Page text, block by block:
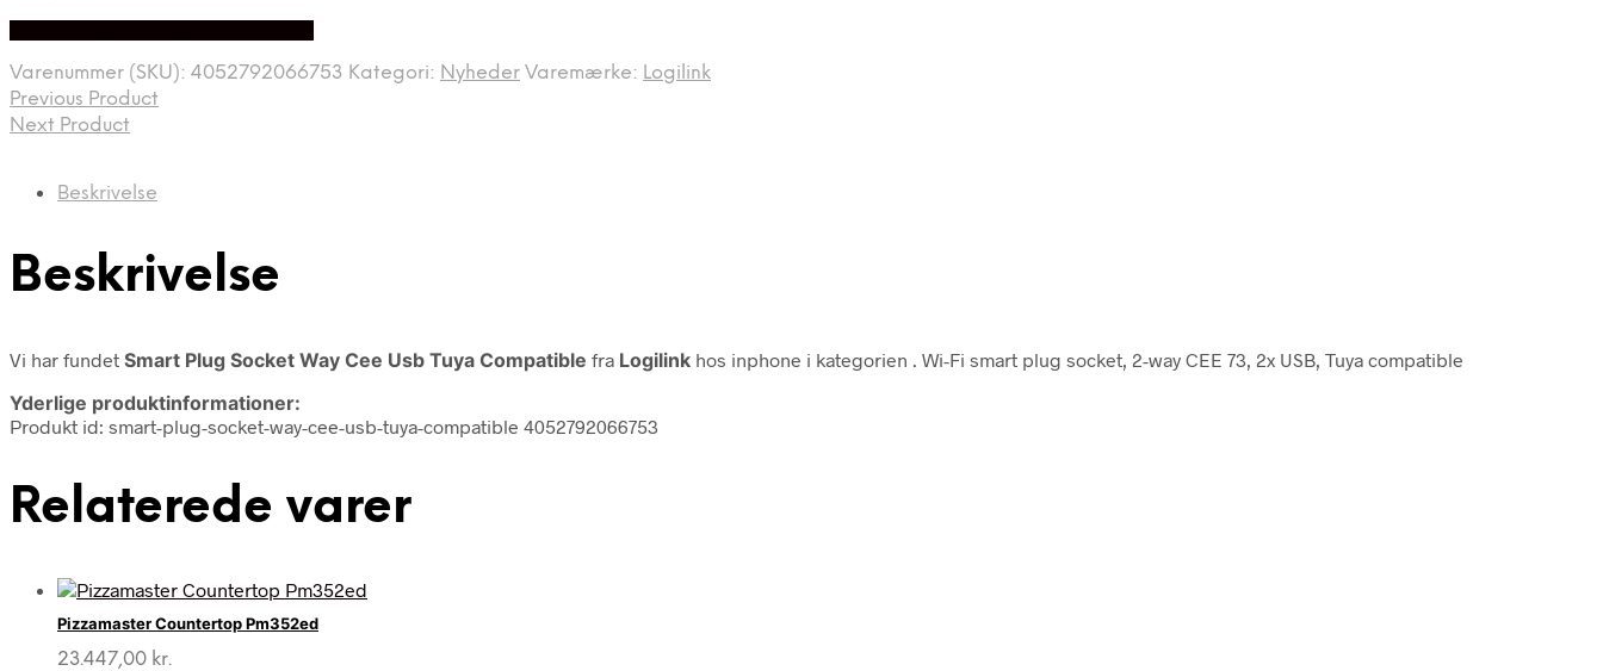
Varenummer (SKU): 4052792066753 Kategori: Nyheder Varemærke: Logilink
Previous Product
Next Product
Beskrivelse
Beskrivelse
Vi har fundet Smart Plug Socket Way Cee Usb Tuya Compatible fra Logilink hos inphone i kategorien . Wi-Fi smart plug socket, 2-way CEE 73, 2x USB, Tuya compatible
Yderlige produktinformationer:
Produkt id: smart-plug-socket-way-cee-usb-tuya-compatible 4052792066753
Relaterede varer
Pizzamaster Countertop Pm352ed
23.447,00 kr.